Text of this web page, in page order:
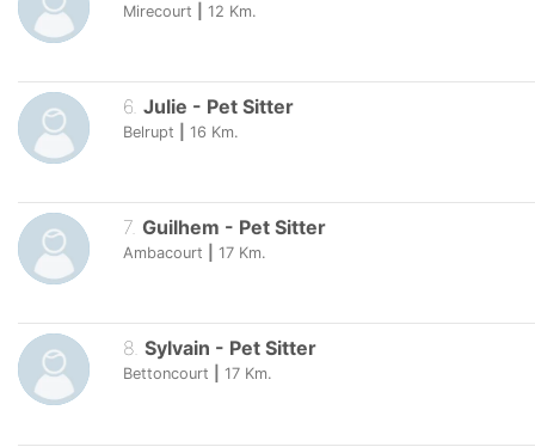
Mirecourt 12 Km.
6. Julie - Pet Sitter
Belrupt 16 Km.
7. Guilhem - Pet Sitter
Ambacourt 17 Km.
8. Sylvain - Pet Sitter
Bettoncourt 17 Km.